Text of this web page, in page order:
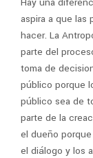
aspira a que las
hacer. La
parte del
toma de
público porque
público sea de
parte de la
el dueño
el diálogo y los